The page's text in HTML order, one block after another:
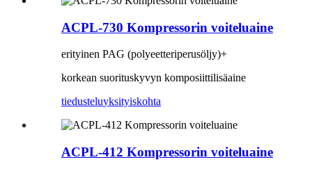
ACPL-730 Kompressorin voiteluaine
erityinen PAG (polyeetteriperusöljy)+
korkean suorituskyvyn komposiittilisäaine
tiedusteluyksityiskohta
ACPL-412 Kompressorin voiteluaine